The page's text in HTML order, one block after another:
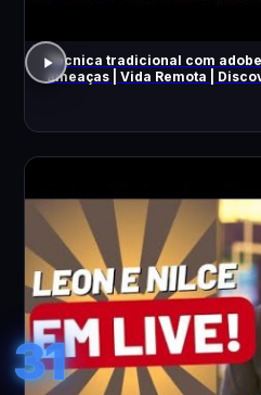
Técnica tradicional com
ameaças | Vida Remota |
31